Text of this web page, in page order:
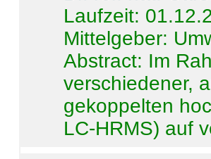
Laufzeit:
Mittelgeber:
Abstract: Im
verschiedener,
gekoppelten
LC-HRMS) auf